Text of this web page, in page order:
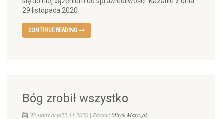
29 listopada 2020
CONTINUE READING
Bóg zrobił wszystko
Wysłany dnia22.11.2020 | Pastor: Mirek Marczak